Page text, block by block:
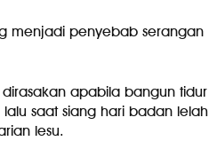
menjadi penyebab serangan
apabila bangun tidur
saat siang hari badan lelah
lesu.